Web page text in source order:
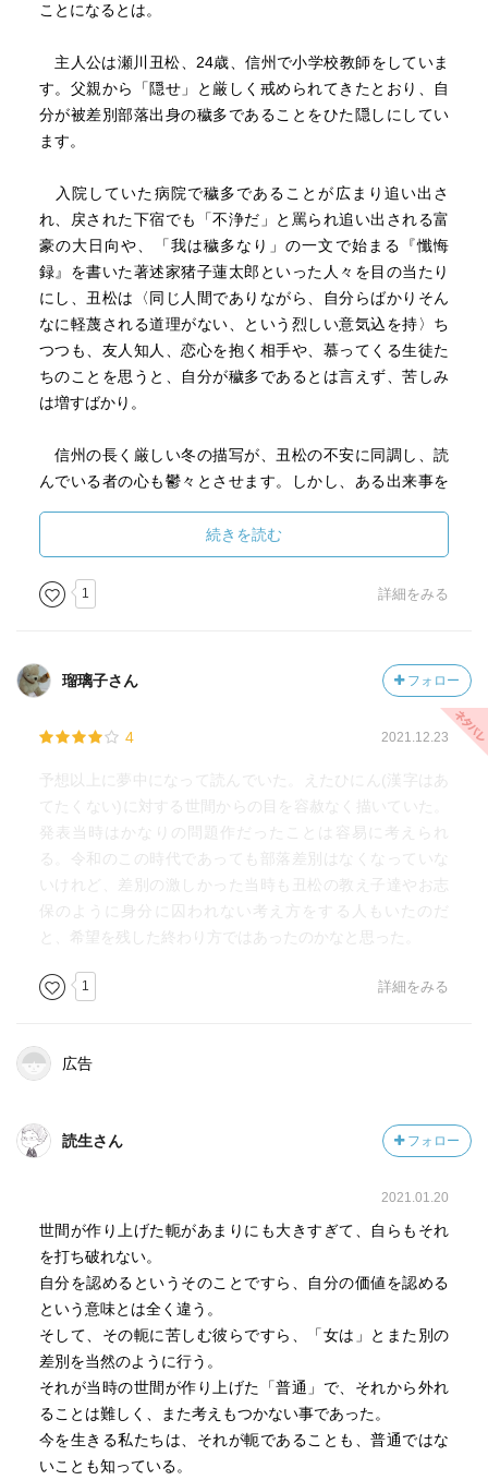
ことになるとは。
主人公は瀬川丑松、24歳、信州で小学校教師をしていま
す。父親から「隠せ」と厳しく戒められてきたとおり、自
分が被差別部落出身の穢多であることをひた隠しにしてい
ます。
入院していた病院で穢多であることが広まり追い出さ
れ、戻された下宿でも「不浄だ」と罵られ追い出される富
豪の大日向や、「我は穢多なり」の一文で始まる『懺悔
録』を書いた著述家猪子蓮太郎といった人々を目の当たり
にし、丑松は〈同じ人間でありながら、自分らばかりそん
なに軽蔑される道理がない、という烈しい意気込を持〉ち
つつも、友人知人、恋心を抱く相手や、慕ってくる生徒た
ちのことを思うと、自分が穢多であるとは言えず、苦しみ
は増すばかり。
信州の長く厳しい冬の描写が、丑松の不安に同調し、読
んでいる者の心も鬱々とさせます。しかし、ある出来事を
っかりくっきり、冬の朝日のまぶしいこと。
ラストは、そう来ましたか藤村さん、という感じ。瀬川
丑松の再スタートとして、新たな人生への旅立ちとして、
って欲しかったな、こうなったところを見てみたかった
な、という思いもあります。ま、想像と違っていたという
続きを読む
1 詳細をみる
瑠璃子さん フォロー
4 2021.12.23
予想以上に夢中になって読んでいた。えたひにん(漢字はあ
てたくない)に対する世間からの目を容赦なく描いていた。
発表当時はかなりの問題作だったことは容易に考えられ
る。令和のこの時代であっても部落差別はなくなっていな
いけれど、差別の激しかった当時も丑松の教え子達やお志
保のように身分に囚われない考え方をする人もいたのだ
と、希望を残した終わり方ではあったのかなと思った。
1 詳細をみる
広告
読生さん フォロー
2021.01.20
世間が作り上げた軛があまりにも大きすぎて、自らもそれ
を打ち破れない。
自分を認めるというそのことですら、自分の価値を認める
という意味とは全く違う。
そして、その軛に苦しむ彼らですら、「女は」とまた別の
差別を当然のように行う。
それが当時の世間が作り上げた「普通」で、それから外れ
ることは難しく、また考えもつかない事であった。
今を生きる私たちは、それが軛であることも、普通ではな
いことも知っている。